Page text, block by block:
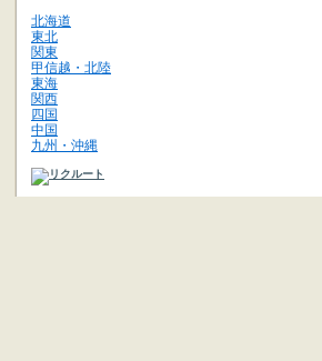
北海道
東北
関東
甲信越・北陸
東海
関西
四国
中国
九州・沖縄